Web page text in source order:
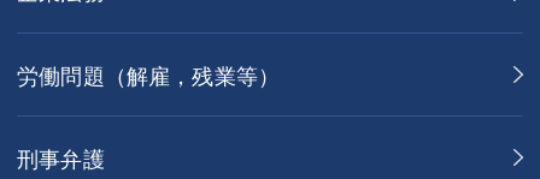
労働問題（解雇，残業等）
刑事弁護